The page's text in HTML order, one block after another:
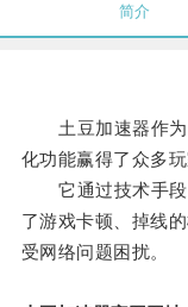
简介
土豆加速器作为
化功能赢得了众多玩
它通过技术手段
了游戏卡顿、掉线
受网络问题困扰。